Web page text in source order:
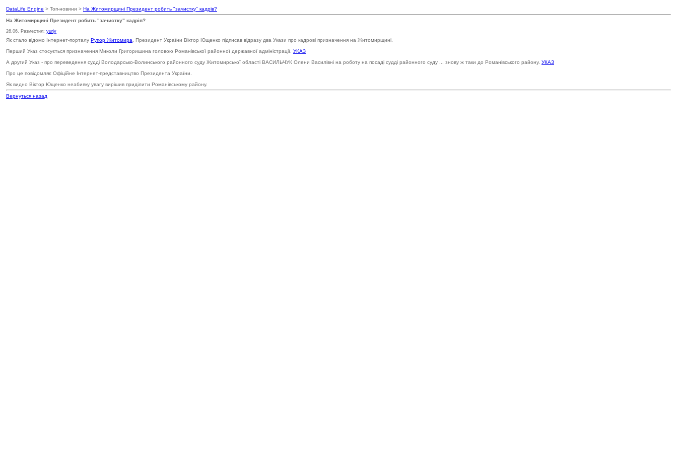
DataLife Engine > Топ-новини > На Житомирщині Президент робить "зачистку" кадрів?
На Житомирщині Президент робить "зачистку" кадрів?
26.06. Разместил: yuriy
Як стало відомо Інтернет-порталу Рупор Житомира , Президент України Віктор Ющенко підписав відразу два Укази про кадрові призначення на Житомирщині.
Перший Указ стосується призначення Миколи Григоришина головою Романівської районної державної адміністрації. УКАЗ
А другий Указ - про переведення судді Володарсько-Волинського районного суду Житомирської області ВАСИЛЬЧУК Олени Василівні на роботу на посаді судді районного суду ... знову ж таки до Романівського району. УКАЗ
Про це повідомляє Офіційне Інтернет-представництво Президента України.
Як видно Віктор Ющенко неабияку увагу вирішив приділити Романівському району.
Вернуться назад